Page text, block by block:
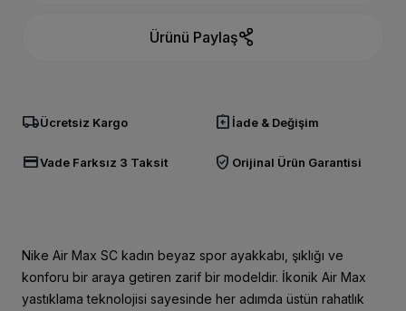
Ürünü Paylaş
local_shippingÜcretsiz Kargo assignment_return İade & Değişim
credit_cardVade Farksız 3 Taksit verified_user Orijinal Ürün Garantisi
Nike Air Max SC kadın beyaz spor ayakkabı, şıklığı ve
konforu bir araya getiren zarif bir modeldir. İkonik Air Max
yastıklama teknolojisi sayesinde her adımda üstün rahatlık